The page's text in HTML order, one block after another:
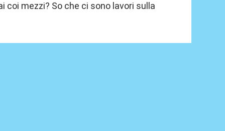
mezzi? So che ci sono lavori sulla